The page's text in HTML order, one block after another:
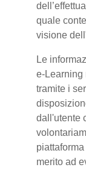
quale
visione
Le
e-Learning
tramite i
dall'utente
merito ad